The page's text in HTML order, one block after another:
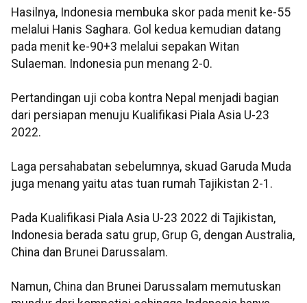
Hasilnya, Indonesia membuka skor pada menit ke-55
melalui Hanis Saghara. Gol kedua kemudian datang
pada menit ke-90+3 melalui sepakan Witan
Sulaeman. Indonesia pun menang 2-0.
Pertandingan uji coba kontra Nepal menjadi bagian
dari persiapan menuju Kualifikasi Piala Asia U-23
2022.
Laga persahabatan sebelumnya, skuad Garuda Muda
juga menang yaitu atas tuan rumah Tajikistan 2-1.
Pada Kualifikasi Piala Asia U-23 2022 di Tajikistan,
Indonesia berada satu grup, Grup G, dengan Australia,
China dan Brunei Darussalam.
Namun, China dan Brunei Darussalam memutuskan